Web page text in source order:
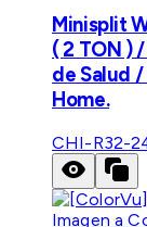
Minisplit
( 2 TON )
de Salud
Home.
CHI-R32-